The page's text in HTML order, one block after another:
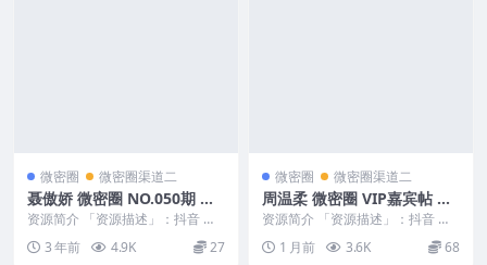
微密圈 微密圈渠道二
聂傲娇 微密圈 NO.050期 最
新至：2023.10.30
资源简介 「资源描述」：抖音 聂
傲娇 微密圈 NO.050期 【16P】最
新至：...
3 年前 4.9K 27
微密圈 微密圈渠道二
周温柔 微密圈 VIP嘉宾帖 N
O.030期
资源简介 「资源描述」：抖音 周
温柔 微密圈 VIP嘉宾帖 NO.030期
【9...1 月前 3.6K 68